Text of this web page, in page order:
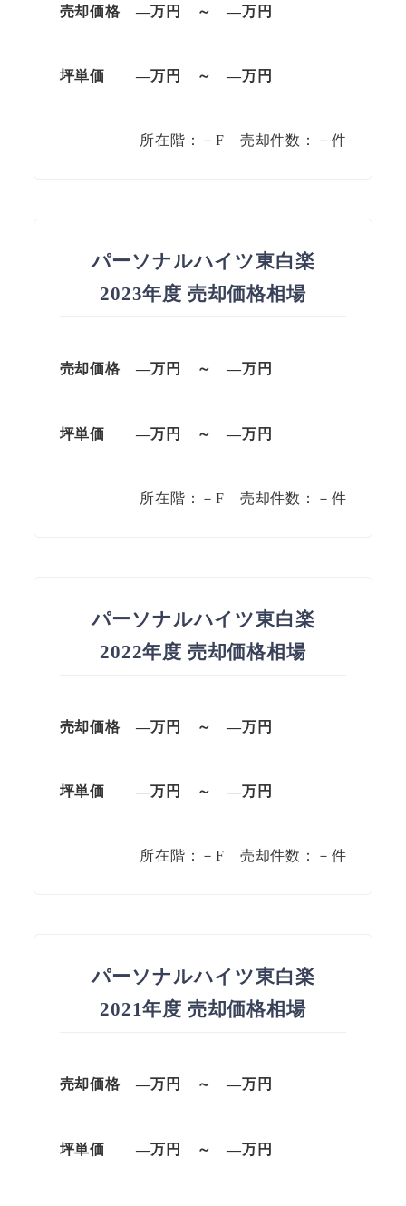
売却価格 —万円 ～—万円
坪単価 —万円 ～—万円
所在階：－F 売却件数：－件
パーソナルハイツ東白楽
2023年度 売却価格相場
売却価格 —万円 ～—万円
坪単価 —万円 ～—万円
所在階：－F 売却件数：－件
パーソナルハイツ東白楽
2022年度 売却価格相場
売却価格 —万円 ～—万円
坪単価 —万円 ～—万円
所在階：－F 売却件数：－件
パーソナルハイツ東白楽
2021年度 売却価格相場
売却価格 —万円 ～—万円
坪単価 —万円 ～—万円